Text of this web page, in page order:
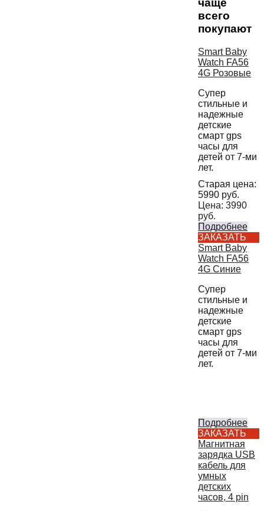
чаще
всего
покупают
Smart Baby
Watch FA56
4G Розовые
Супер
стильные и
надежные
детские
смарт gps
часы для
детей от 7-ми
лет.
Старая цена:
5990 руб.
Цена: 3990
руб.
Подробнее
ЗАКАЗАТЬ
Smart Baby
Watch FA56
4G Синие
Супер
стильные и
надежные
детские
смарт gps
часы для
детей от 7-ми
лет.
Подробнее
ЗАКАЗАТЬ
Магнитная
зарядка USB
кабель для
умных
детских
часов, 4 pin